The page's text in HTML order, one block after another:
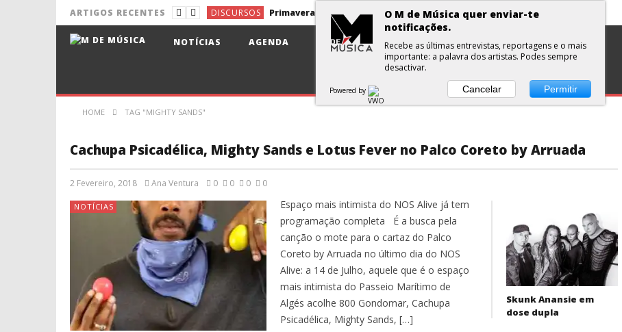
ARTIGOS RECENTES DISCURSOS Primavera Sound Porto: pode a realidade ser mais dura do que a ficção?
NOTÍCIAS Pixies de volta aos álbuns
Aldina e Jorge Fernando no Santa Casa Alfama
António Zambujo e Dulce Pontes no Santa Casa Alfama
Lena d’Água e Surma no Rock Nordeste
NOTÍCIAS AGENDA DISCOS ENTREVISTA CURTAS PLAYLISTS
HOME TAG "MIGHTY SANDS"
Cachupa Psicadélica, Mighty Sands e Lotus Fever no Palco Coreto by Arruada
2 Fevereiro, 2018 Ana Ventura 0 0 0 0
NOTÍCIAS
Espaço mais intimista do NOS Alive já tem
programação completa É a busca pela
canção o mote para o cartaz do Palco
Coreto by Arruada no último dia do NOS
Alive: a 14 de Julho, aquele que é o espaço
mais intimista do Passeio Marítimo de
Algés acolhe 800 Gondomar, Cachupa
Psicadélica, Mighty Sands, […]
Skunk Anansie em
dose dupla
O M de Música quer enviar-te
notificações.
Recebe as últimas entrevistas, reportagens e o mais
importante: a palavra dos artistas. Podes sempre
desactivar.
Powered by Cancelar Permitir